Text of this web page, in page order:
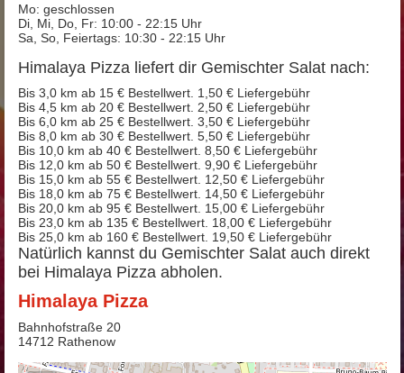
Mo: geschlossen
Di, Mi, Do, Fr: 10:00 - 22:15 Uhr
Sa, So, Feiertags: 10:30 - 22:15 Uhr
Himalaya Pizza liefert dir Gemischter Salat nach:
Bis 3,0 km ab 15 € Bestellwert. 1,50 € Liefergebühr
Bis 4,5 km ab 20 € Bestellwert. 2,50 € Liefergebühr
Bis 6,0 km ab 25 € Bestellwert. 3,50 € Liefergebühr
Bis 8,0 km ab 30 € Bestellwert. 5,50 € Liefergebühr
Bis 10,0 km ab 40 € Bestellwert. 8,50 € Liefergebühr
Bis 12,0 km ab 50 € Bestellwert. 9,90 € Liefergebühr
Bis 15,0 km ab 55 € Bestellwert. 12,50 € Liefergebühr
Bis 18,0 km ab 75 € Bestellwert. 14,50 € Liefergebühr
Bis 20,0 km ab 95 € Bestellwert. 15,00 € Liefergebühr
Bis 23,0 km ab 135 € Bestellwert. 18,00 € Liefergebühr
Bis 25,0 km ab 160 € Bestellwert. 19,50 € Liefergebühr
Natürlich kannst du Gemischter Salat auch direkt
bei Himalaya Pizza abholen.
Himalaya Pizza
Bahnhofstraße 20
14712 Rathenow